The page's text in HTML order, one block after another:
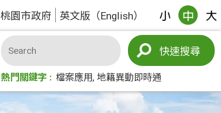
桃園市政府 英文版（English）
搜尋
熱門關鍵字 檔案應用 地籍異動即時通